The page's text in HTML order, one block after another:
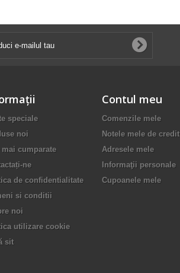
speciale
noi
mai cumparate
ne
de confidentialitate
si conditii
noi
utilizare cookie
sit
Contul meu
Comenzile mele
Notele mele de credit
Adresele mele
Informaţii personale
Cupoanele mele